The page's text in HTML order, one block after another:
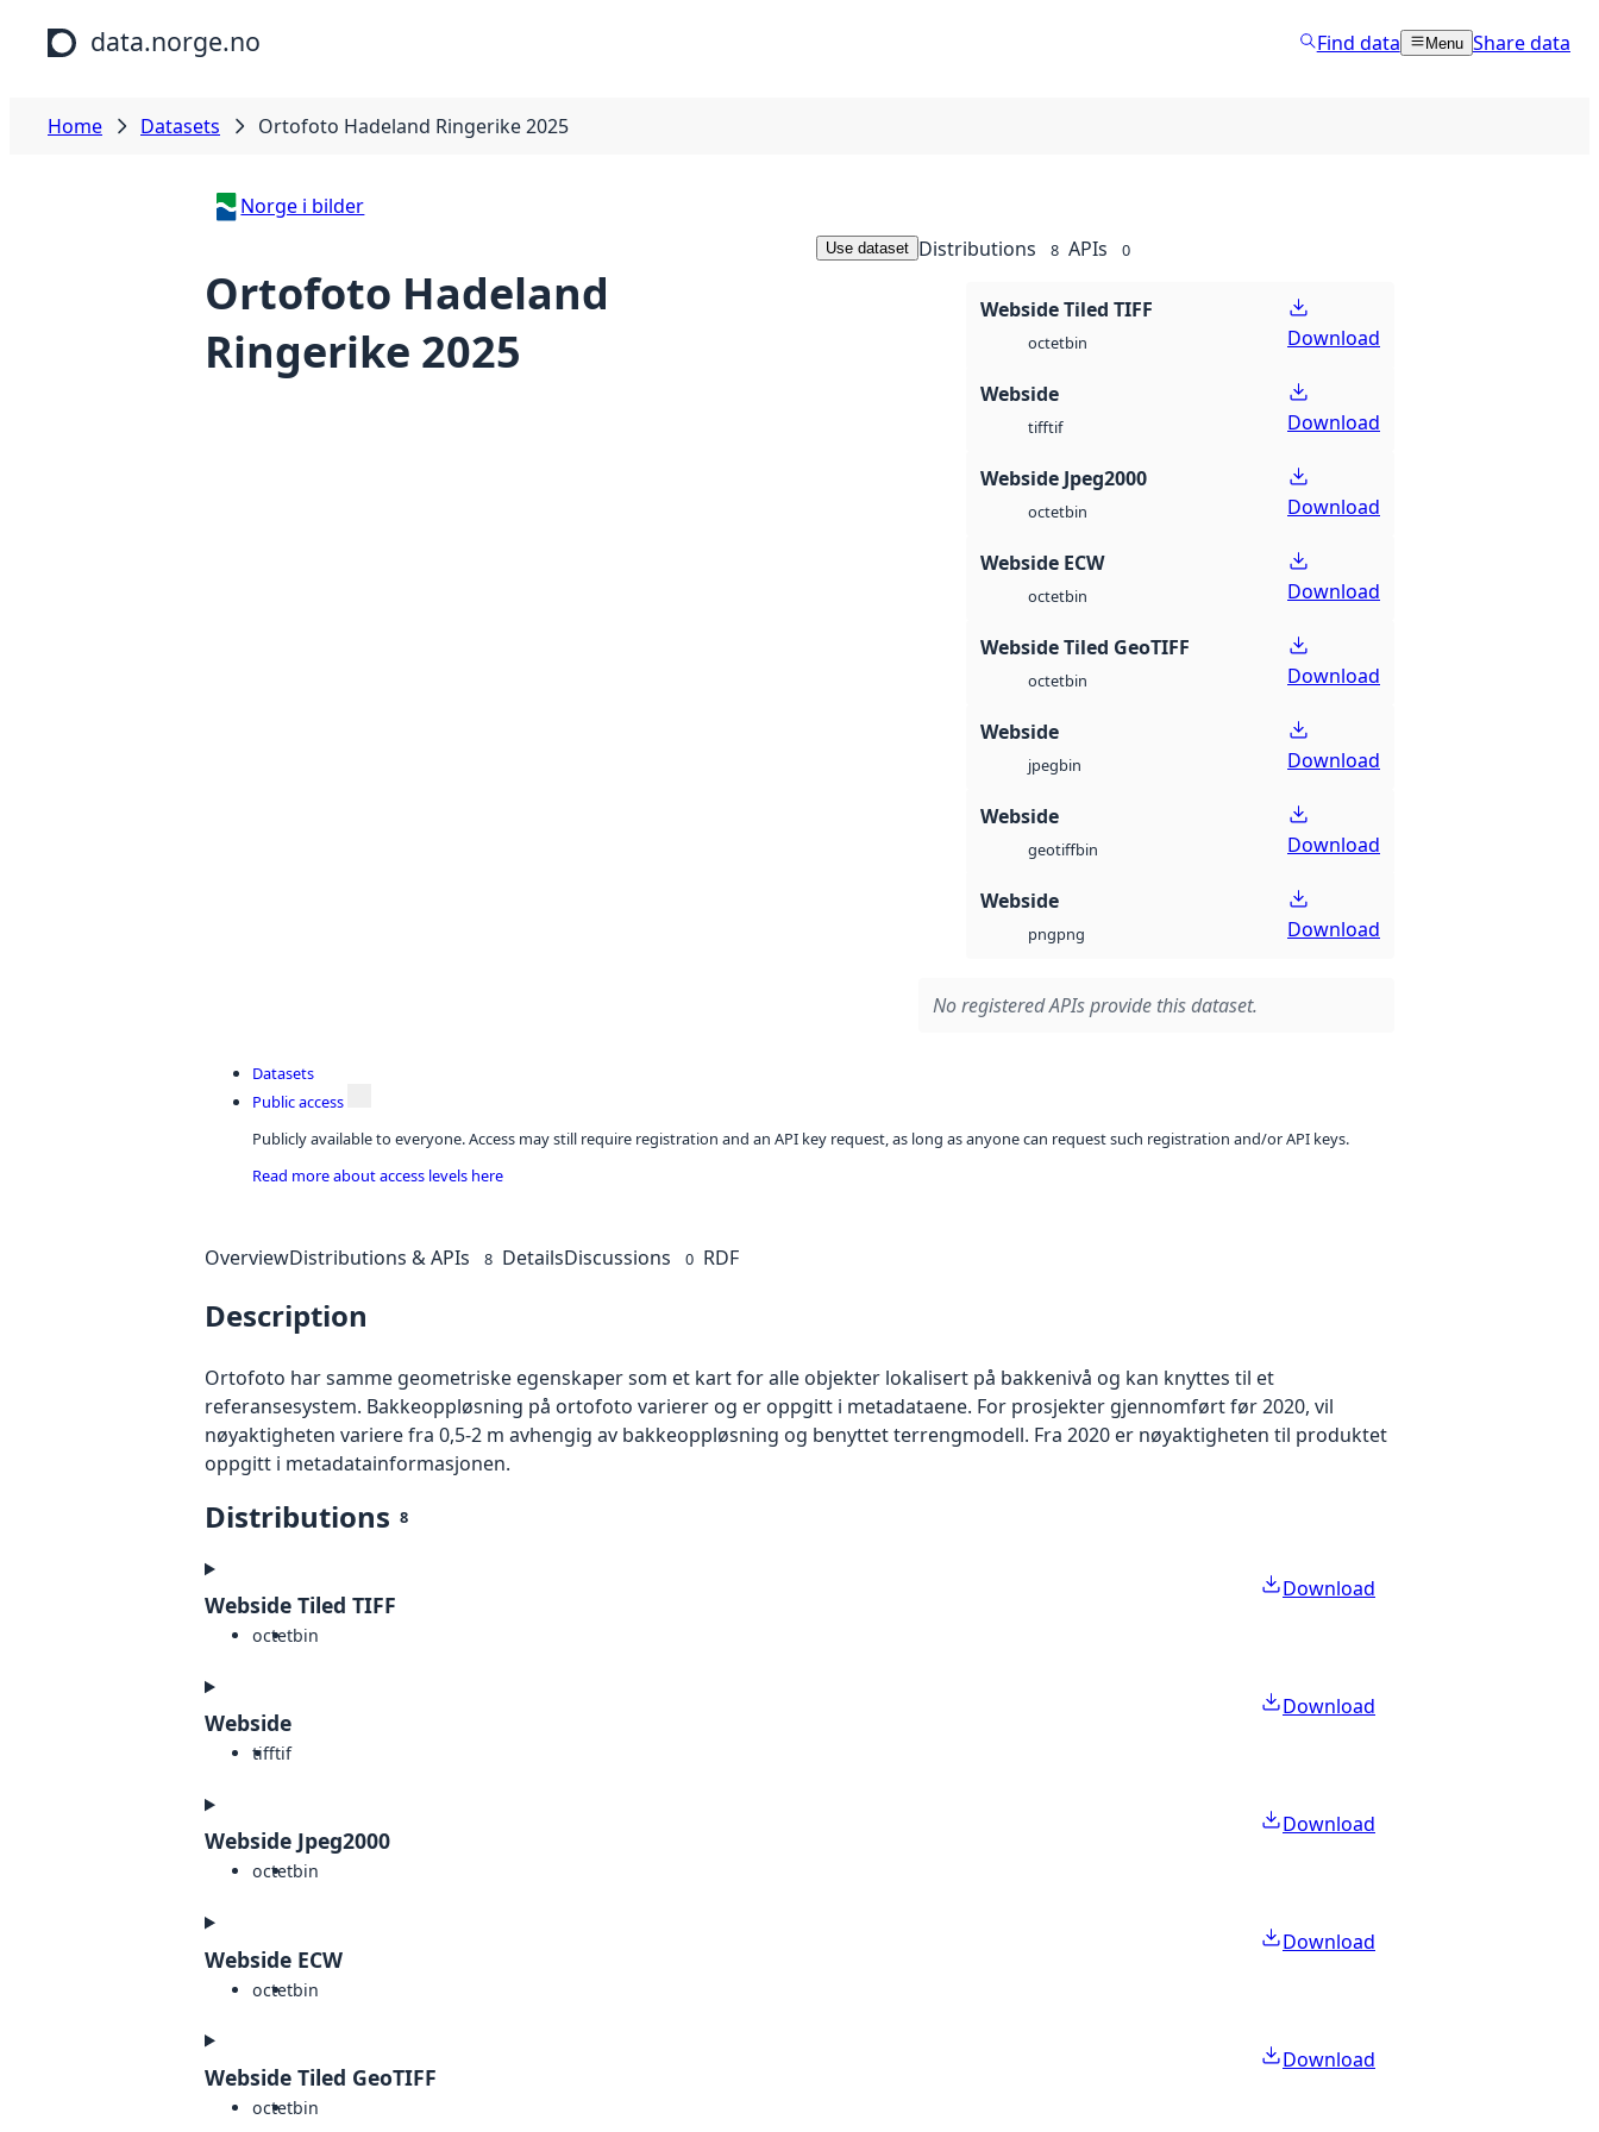
Skip to main content
data.norge.no Find data Menu Share data
Home Datasets Ortofoto Hadeland Ringerike 2025
Norge i bilder
Ortofoto Hadeland
Ringerike 2025
Use dataset Distributions 8 APIs 0
Webside Tiled TIFF
octetbin Download
Webside
tifftif Download
Webside Jpeg2000
octetbin Download
Webside ECW
octetbin Download
Webside Tiled GeoTIFF
octetbin Download
Webside
jpegbin Download
Webside
geotiffbin Download
Webside
pngpng Download
No registered APIs provide this dataset.
Datasets
Public access
Publicly available to everyone. Access may still require registration and an API key request, as long as anyone can request such registration and/or API keys.
Read more about access levels here
OverviewDistributions & APIs 8 DetailsDiscussions 0 RDF
Description
Ortofoto har samme geometriske egenskaper som et kart for alle objekter lokalisert på bakkenivå og kan knyttes til et
referansesystem. Bakkeoppløsning på ortofoto varierer og er oppgitt i metadataene. For prosjekter gjennomført før 2020, vil
nøyaktigheten variere fra 0,5-2 m avhengig av bakkeoppløsning og benyttet terrengmodell. Fra 2020 er nøyaktigheten til produktet
oppgitt i metadatainformasjonen.
Distributions 8
Webside Tiled TIFF
octetbin
Download
Webside
tifftif
Download
Webside Jpeg2000
octetbin
Download
Webside ECW
octetbin
Download
Webside Tiled GeoTIFF
octetbin
Download